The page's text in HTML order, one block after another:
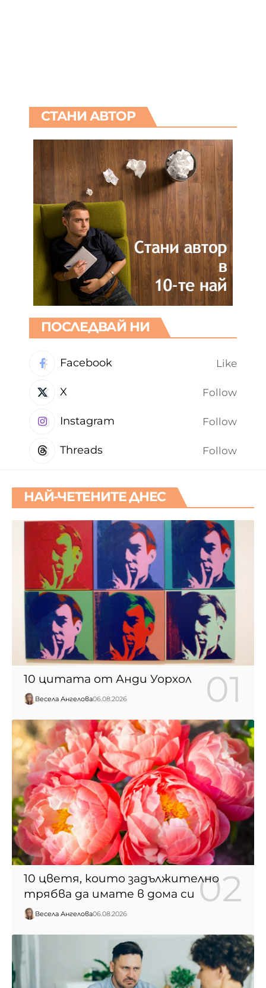
СТАНИ АВТОР
ПОСЛЕДВАЙ НИ
Facebook Like
X Follow
Instagram Follow
Threads Follow
НАЙ-ЧЕТЕНИТЕ ДНЕС
10 цитата от Анди Уорхол
Весела Ангелова06.08.2026
10 цветя, които задължително
трябва да имате в дома си
Весела Ангелова06.08.2026